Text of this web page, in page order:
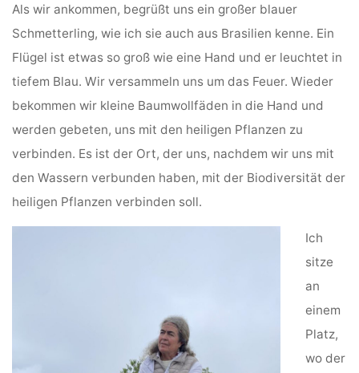
Als wir ankommen, begrüßt uns ein großer blauer
Schmetterling, wie ich sie auch aus Brasilien kenne. Ein
Flügel ist etwas so groß wie eine Hand und er leuchtet in
tiefem Blau. Wir versammeln uns um das Feuer. Wieder
bekommen wir kleine Baumwollfäden in die Hand und
werden gebeten, uns mit den heiligen Pflanzen zu
verbinden. Es ist der Ort, der uns, nachdem wir uns mit
den Wassern verbunden haben, mit der Biodiversität der
heiligen Pflanzen verbinden soll.
Ich
sitze
an
einem
Platz,
wo der